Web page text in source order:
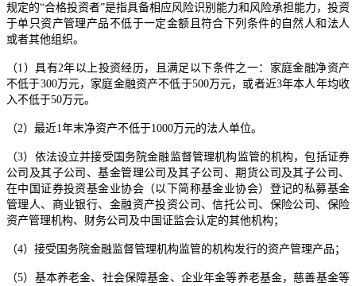
规定的“合格投资者”是指具备相应风险识别能力和风险承担能力，投资
于单只资产管理产品不低于一定金额且符合下列条件的自然人和法人
或者其他组织。
（1）具有2年以上投资经历，且满足以下条件之一：家庭金融净资产
不低于300万元，家庭金融资产不低于500万元，或者近3年本人年均收
入不低于50万元。
（2）最近1年末净资产不低于1000万元的法人单位。
（3）依法设立并接受国务院金融监督管理机构监管的机构，包括证券
公司及其子公司、基金管理公司及其子公司、期货公司及其子公司、
在中国证券投资基金业协会（以下简称基金业协会）登记的私募基金
管理人、商业银行、金融资产投资公司、信托公司、保险公司、保险
资产管理机构、财务公司及中国证监会认定的其他机构；
（4）接受国务院金融监督管理机构监管的机构发行的资产管理产品；
（5）基本养老金、社会保障基金、企业年金等养老基金，慈善基金等